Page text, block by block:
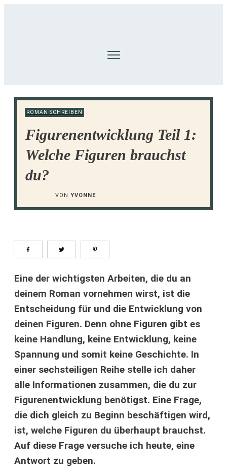
ROMAN SCHREIBEN
Figurenentwicklung Teil 1:
Welche Figuren brauchst
du?
VON YVONNE
Eine der wichtigsten Arbeiten, die du an
deinem Roman vornehmen wirst, ist die
Entscheidung für und die Entwicklung von
deinen Figuren. Denn ohne Figuren gibt es
keine Handlung, keine Entwicklung, keine
Spannung und somit keine Geschichte. In
einer sechsteiligen Reihe stelle ich daher
alle Informationen zusammen, die du zur
Figurenentwicklung benötigst. Eine Frage,
die dich gleich zu Beginn beschäftigen wird,
ist, welche Figuren du überhaupt brauchst.
Auf diese Frage versuche ich heute, eine
Antwort zu geben.